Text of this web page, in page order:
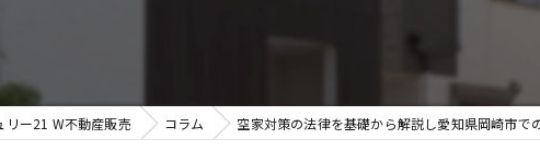
リー21 W不動産販売 コラム 空家対策の法律を基礎から解説し愛知県岡崎市で